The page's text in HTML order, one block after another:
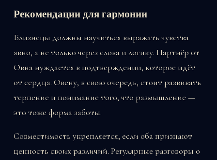
Рекомендации для гармонии
Близнецы должны научиться выражать чувства
явно, а не только через слова и логику. Партнёр от
Овна нуждается в подтверждении, которое идёт
от сердца. Овену, в свою очередь, стоит развивать
терпение и понимание того, что размышление —
это тоже форма заботы.
Совместимость укрепляется, если оба признают
ценность своих различий. Регулярные разговоры о